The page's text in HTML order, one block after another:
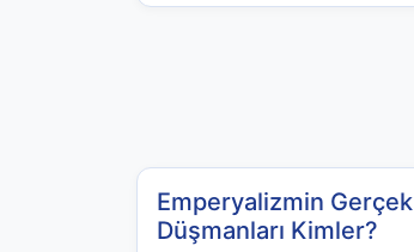
Emperyalizmin Gerçek
Düşmanları Kimler?